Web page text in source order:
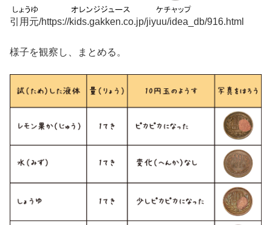
引用元/https://kids.gakken.co.jp/jiyuu/idea_db/916.html
様子を観察し、まとめる。